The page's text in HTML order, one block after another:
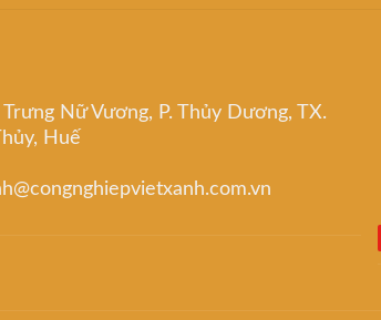
Nữ Vương, P. Thủy Dương, TX.
Huế